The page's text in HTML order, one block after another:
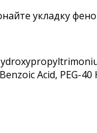
укладку
Acid, PEG-